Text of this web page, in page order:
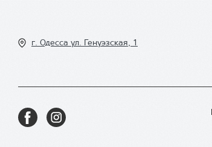
г. Одесса ул. Генуэзская, 1